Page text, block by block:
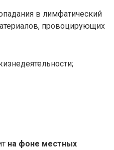
в лимфатический
провоцирующих
на фоне местных